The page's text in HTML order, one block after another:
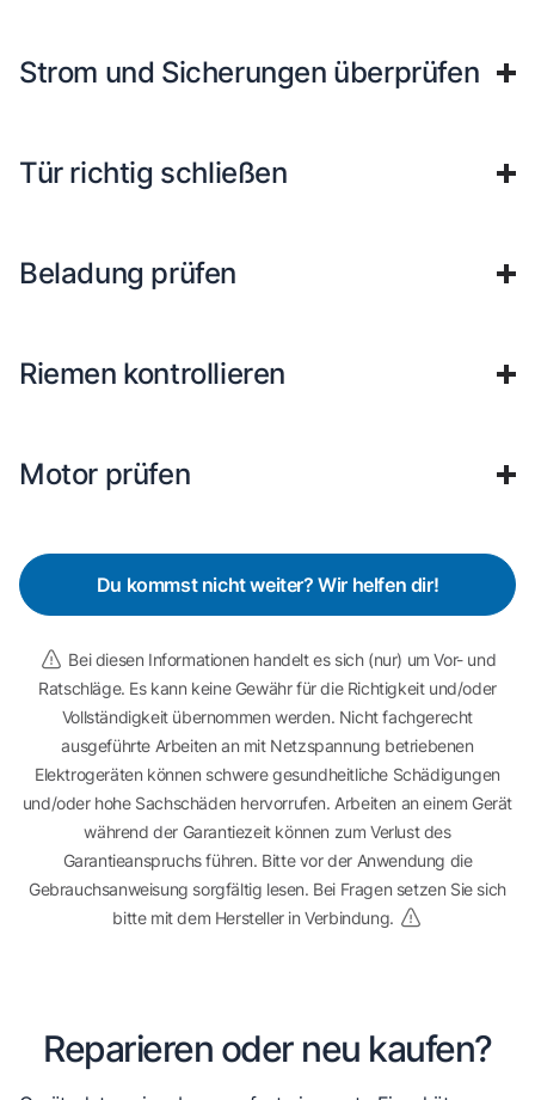
Strom und Sicherungen überprüfen
Tür richtig schließen
Beladung prüfen
Riemen kontrollieren
Motor prüfen
Du kommst nicht weiter? Wir helfen dir!
Bei diesen Informationen handelt es sich (nur) um Vor- und
Ratschläge. Es kann keine Gewähr für die Richtigkeit und/oder
Vollständigkeit übernommen werden. Nicht fachgerecht
ausgeführte Arbeiten an mit Netzspannung betriebenen
Elektrogeräten können schwere gesundheitliche Schädigungen
und/oder hohe Sachschäden hervorrufen. Arbeiten an einem Gerät
während der Garantiezeit können zum Verlust des
Garantieanspruchs führen. Bitte vor der Anwendung die
Gebrauchsanweisung sorgfältig lesen. Bei Fragen setzen Sie sich
bitte mit dem Hersteller in Verbindung.
Reparieren oder neu kaufen?